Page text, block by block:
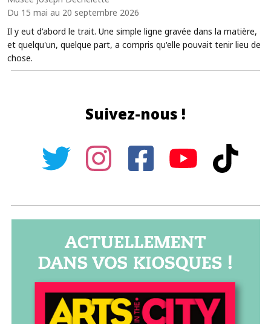
Du 15 mai au 20 septembre 2026
Il y eut d'abord le trait. Une simple ligne gravée dans la matière,
et quelqu'un, quelque part, a compris qu'elle pouvait tenir lieu de
chose.
Suivez-nous !